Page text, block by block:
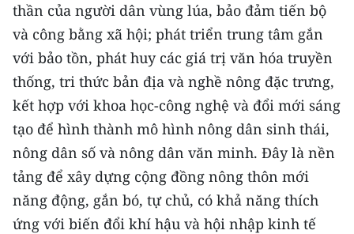
thần của người dân vùng lúa, bảo đảm tiến bộ
và công bằng xã hội; phát triển trung tâm gắn
với bảo tồn, phát huy các giá trị văn hóa truyền
thống, tri thức bản địa và nghề nông đặc trưng,
kết hợp với khoa học-công nghệ và đổi mới sáng
tạo để hình thành mô hình nông dân sinh thái,
nông dân số và nông dân văn minh. Đây là nền
tảng để xây dựng cộng đồng nông thôn mới
năng động, gắn bó, tự chủ, có khả năng thích
ứng với biến đổi khí hậu và hội nhập kinh tế